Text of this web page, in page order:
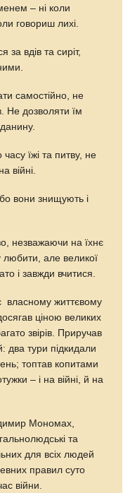
– ні коли
говориш лихі.
вдів та сиріт,
самостійно, не
Не дозволяти їм
їжі та питву, не
війні.
вони знищують і
незважаючи на їхнє
але великої
і завжди вчитися.
власному життєвому
ціною великих
звірів. Приручав
два тури підкидали
топтав копитами
– і на війні, й на
Мономах,
та
для всіх людей
правил суто
війни.